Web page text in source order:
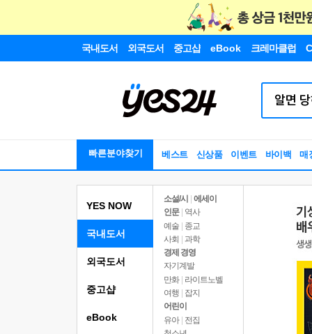
국내도서 외국도서 중고샵 eBook 크레마클럽
빠른분야찾기 베스트 신상품 이벤트 바이백 매
YES NOW
국내도서
소설/시
에세이
인문
역사
예술 | 종교
사회 | 과학
경제 경영
자기계발
만화 | 라이트노벨
여행
잡지
어린이
유아 | 전집
외국도서
중고샵
eBook